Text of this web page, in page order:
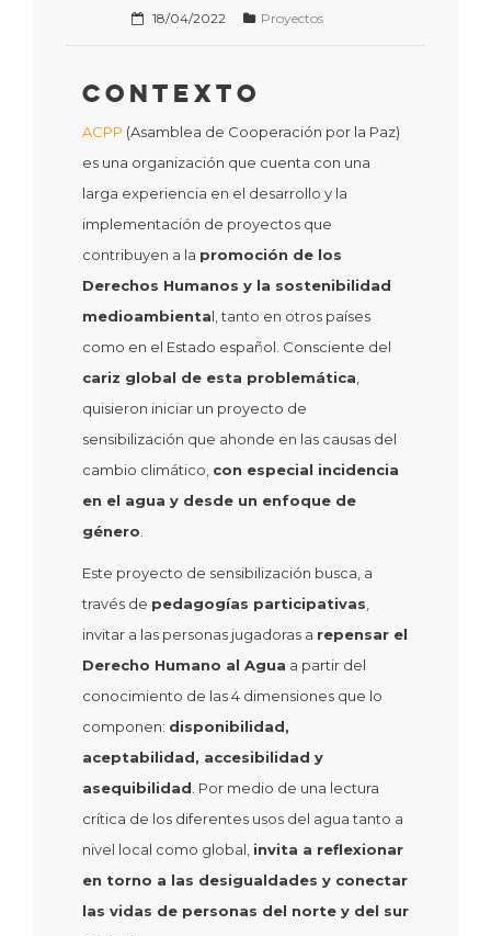
18/04/2022 Proyectos
Contexto
ACPP (Asamblea de Cooperación por la Paz)
es una organización que cuenta con una
larga experiencia en el desarrollo y la
implementación de proyectos que
contribuyen a la promoción de los
Derechos Humanos y la sostenibilidad
medioambiental, tanto en otros países
como en el Estado español. Consciente del
cariz global de esta problemática,
quisieron iniciar un proyecto de
sensibilización que ahonde en las causas del
cambio climático, con especial incidencia
en el agua y desde un enfoque de
género.
Este proyecto de sensibilización busca, a
través de pedagogías participativas,
invitar a las personas jugadoras a repensar el
Derecho Humano al Agua a partir del
conocimiento de las 4 dimensiones que lo
componen: disponibilidad,
aceptabilidad, accesibilidad y
asequibilidad. Por medio de una lectura
crítica de los diferentes usos del agua tanto a
nivel local como global, invita a reflexionar
en torno a las desigualdades y conectar
las vidas de personas del norte y del sur